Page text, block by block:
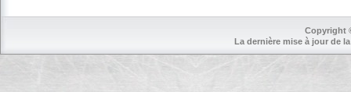
Copyright
La dernière mise à jour de